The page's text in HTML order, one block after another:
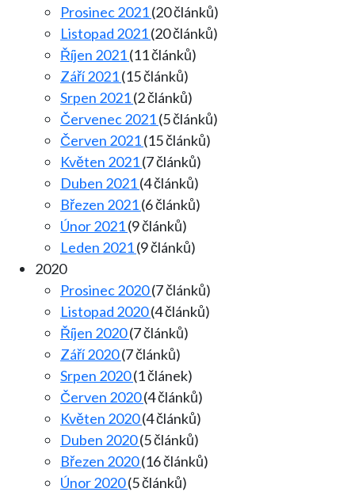
Prosinec 2021(20 článků)
Listopad 2021(20 článků)
Říjen 2021(11 článků)
Září 2021(15 článků)
Srpen 2021(2 článků)
Červenec 2021(5 článků)
Červen 2021(15 článků)
Květen 2021(7 článků)
Duben 2021(4 článků)
Březen 2021(6 článků)
Únor 2021(9 článků)
Leden 2021(9 článků)
2020
Prosinec 2020(7 článků)
Listopad 2020(4 článků)
Říjen 2020(7 článků)
Září 2020(7 článků)
Srpen 2020(1 článek)
Červen 2020(4 článků)
Květen 2020(4 článků)
Duben 2020(5 článků)
Březen 2020(16 článků)
Únor 2020(5 článků)